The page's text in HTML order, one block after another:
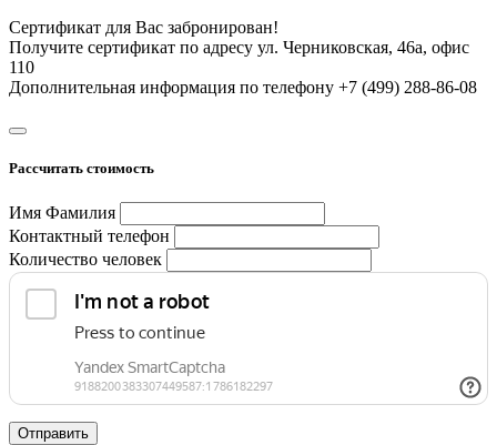
Сертификат для Вас забронирован!
Получите сертификат по адресу ул. Черниковская, 46а, офис
110
Дополнительная информация по телефону +7 (499) 288-86-08
Рассчитать стоимость
Имя Фамилия
Контактный телефон
Количество человек
Отправить